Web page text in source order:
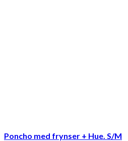
Poncho med frynser + Hue. S/M